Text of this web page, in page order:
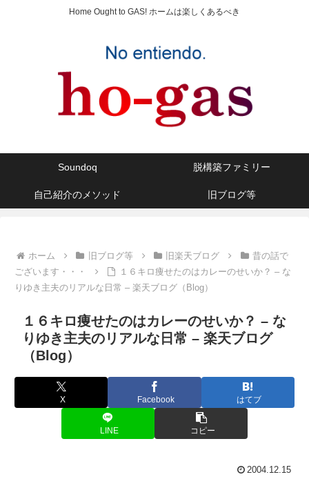
Home Ought to GAS! ホームは楽しくあるべき
Soundoq 脱構築ファミリー
自己紹介のメソッド 旧ブログ等
ホーム 旧ブログ等 旧楽天ブログ
昔の話で
ございます・・・
１６キロ痩せたのはカレーのせいか？ – な
りゆき主夫のリアルな日常 – 楽天ブログ（Blog）
１６キロ痩せたのはカレーのせいか？ – な
りゆき主夫のリアルな日常 – 楽天ブログ
（Blog）
X Facebook はてブ
LINE コピー
2004.12.15